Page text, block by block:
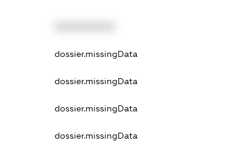
dossier.missingData
dossier.missingData
dossier.missingData
dossier.missingData